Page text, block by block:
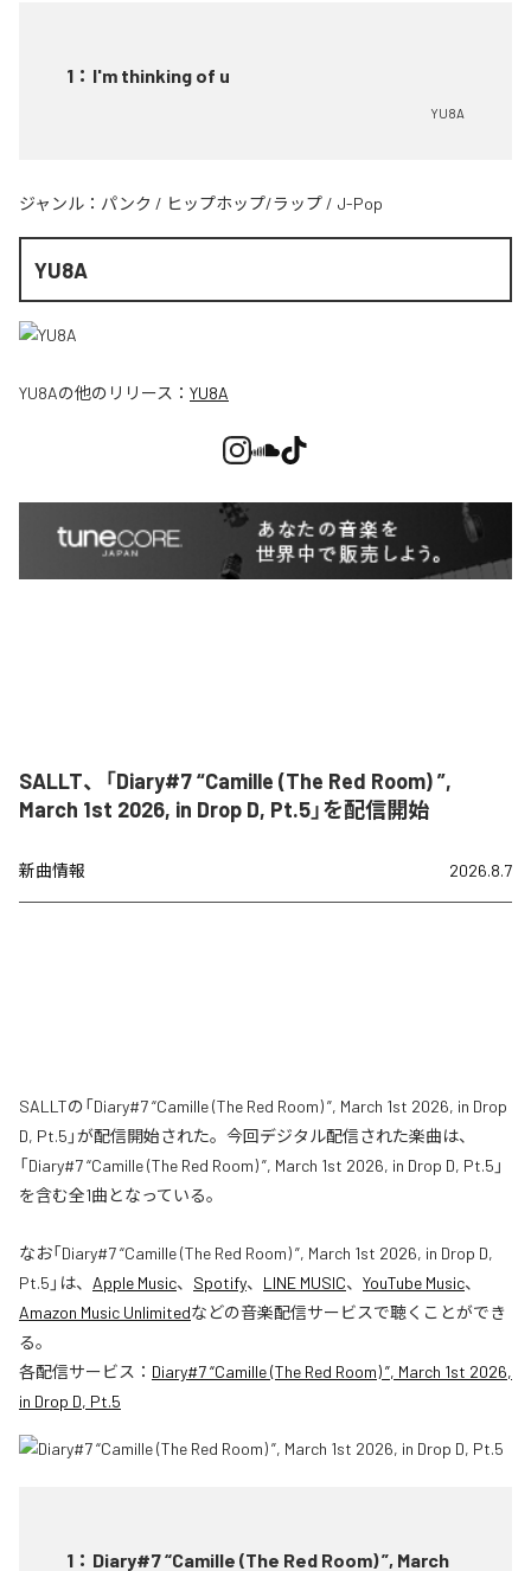
1 ： I'm thinking of u
YU8A
ジャンル： パンク / ヒップホップ/ラップ / J-Pop
YU8A
YU8Aの他のリリース： YU8A
SALLT、「Diary#7 “Camille (The Red Room) ”,
March 1st 2026, in Drop D, Pt.5」を配信開始
新曲情報 2026.8.7
SALLTの「Diary#7 “Camille (The Red Room) ”, March 1st 2026, in Drop
D, Pt.5」が配信開始された。今回デジタル配信された楽曲は、
「Diary#7 “Camille (The Red Room) ”, March 1st 2026, in Drop D, Pt.5」
を含む全1曲となっている。
なお「Diary#7 “Camille (The Red Room) ”, March 1st 2026, in Drop D,
Pt.5 」は、 Apple Music、 Spotify、 LINE MUSIC、 YouTube Music、
Amazon Music Unlimitedなどの音楽配信サービスで聴くことができ
る。
各配信サービス： Diary#7 “Camille (The Red Room) ”, March 1st 2026,
in Drop D, Pt.5
1 ： Diary#7 “Camille (The Red Room) ”, March